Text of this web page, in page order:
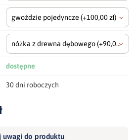
gwoździe pojedyncze (+100,00 zł)
nóżka z drewna dębowego(+90,00 zł)
dostępne
30 dni roboczych
uwagi do produktu